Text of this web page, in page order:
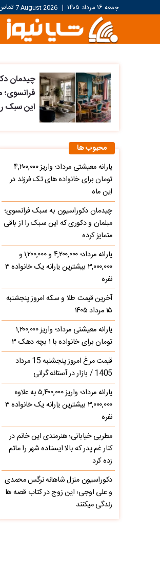
جمعه ۱۶ مرداد ۱۴۰۵ |
7 August 2026
چیدمان
فرانسوی؛
این سبک
محبوب ها
یارانه معیشتی مرداد؛ واریز ۴,۲۰۰,۰۰۰
تومان برای خانواده های تک فرزند در
این ماه
چیدمان دکوراسیون به سبک فرانسوی؛
مبلمان و دکوری که این سبک را از باقی
متمایز کرده
یارانه مرداد؛ ۴,۲۰۰,۰۰۰ و ۱,۲۰۰,۰۰۰ و
۳,۰۰۰,۰۰۰ بیشترین یارانه یک خانواده ۳
نفره
آخرین قیمت طلا و سکه امروز پنجشنبه
۱۵ مرداد ۱۴۰۵
یارانه معیشتی مرداد؛ واریز ۱,۲۰۰,۰۰۰
تومان برای خانواده با ۱ بچه دهک ۳
قیمت مرغ امروز پنجشنبه 15 مرداد
1405 / بازار در آستانه گرانی
یارانه مرداد؛ واریز ۵,۴۰۰,۰۰۰ به علاوه
۳,۰۰۰,۰۰۰ بیشترین یارانه یک خانواده ۳
نفره
مطربی خیابانی؛ هنرمندی این خانم در
کنار غم پدر که بالا ایستاده شهر را ماتم
زده کرد
دکوراسیون منزل شاهانه نرگس محمدی
و علی اوجی؛ این زوج در کتاب قصه ها
زندگی میکنند